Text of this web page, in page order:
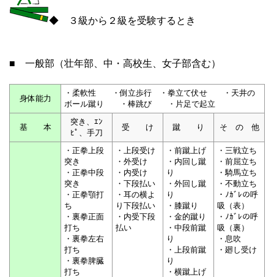
◆ ３級から２級を受験するとき
■ 一般部（壮年部、中・高校生、女子部含む）
身体能力
・柔軟性 ・倒立歩行 ・拳立て伏せ ・天井の
ボール蹴り ・棒跳び ・片足で起立
基 本
突き、ｴﾝ
ﾋﾟ、手刀
受 け 蹴 り そ の 他
・正拳上段
突き
・正拳中段
突き
・正拳顎打
ち
・裏拳正面
打ち
・裏拳左右
打ち
・裏拳脾臓
打ち
・上段受け
・外受け
・内受け
・下段払い
・耳の横よ
り下段払い
・内受下段
払い
・前蹴上げ
・内回し蹴
り
・外回し蹴
り
・膝蹴り
・金的蹴り
・中段前蹴
り
・上段前蹴
り
・横蹴上げ
・三戦立ち
・前屈立ち
・騎馬立ち
・不動立ち
・ﾉｶﾞﾚの呼
吸（表）
・ﾉｶﾞﾚの呼
吸（裏）
・息吹
・廻し受け